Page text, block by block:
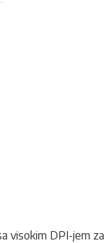
visokim DPI-jem